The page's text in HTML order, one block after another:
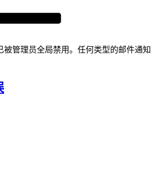
被管理员全局禁用。任何类型的邮件通知